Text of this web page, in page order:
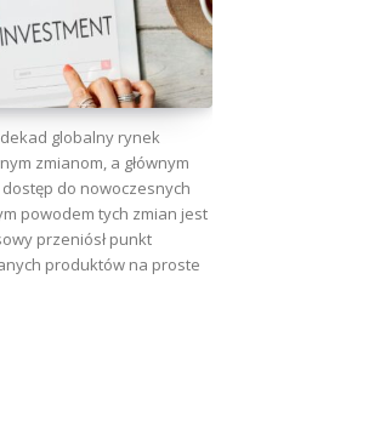
globalny rynek
zmianom, a głównym
do nowoczesnych
powodem tych zmian jest
przeniósł punkt
produktów na proste